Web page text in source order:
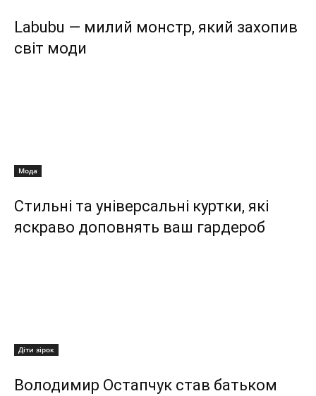
Labubu — милий монстр, який захопив
світ моди
Мода
Стильні та універсальні куртки, які
яскраво доповнять ваш гардероб
Діти зірок
Володимир Остапчук став батьком